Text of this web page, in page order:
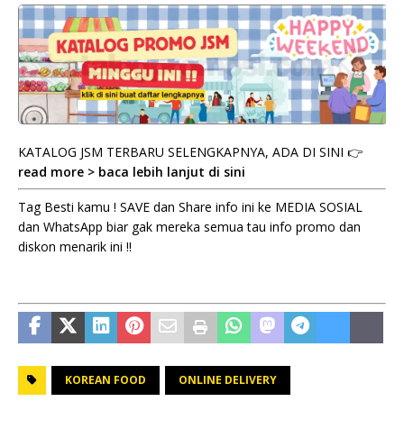
KATALOG JSM TERBARU SELENGKAPNYA, ADA DI SINI 👉
read more > baca lebih lanjut di sini
Tag Besti kamu ! SAVE dan Share info ini ke MEDIA SOSIAL
dan WhatsApp biar gak mereka semua tau info promo dan
diskon menarik ini !!
KOREAN FOOD ONLINE DELIVERY